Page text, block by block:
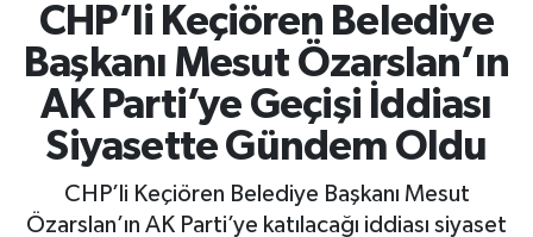
CHP’li Keçiören Belediye
Başkanı Mesut Özarslan’ın
AK Parti’ye Geçişi İddiası
Siyasette Gündem Oldu
CHP’li Keçiören Belediye Başkanı Mesut
Özarslan’ın AK Parti’ye katılacağı iddiası siyaset
Spor
İletişim
Künye
www.manset.com.tr
Spor
Sağlık
Eğitim
Teknoloji
Süper Lig Puan Durumu ve Fikstür
Tüm Manşetler
Son Dakika Haberleri
Haber Arşivi